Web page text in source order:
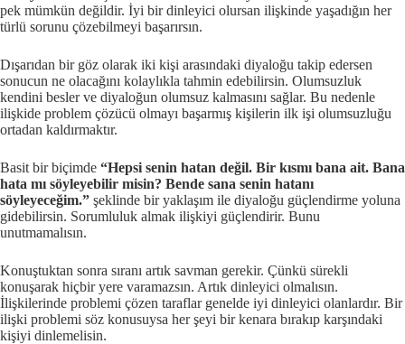
pek mümkün değildir. İyi bir dinleyici olursan ilişkinde yaşadığın her
türlü sorunu çözebilmeyi başarırsın.
Dışarıdan bir göz olarak iki kişi arasındaki diyaloğu takip edersen
sonucun ne olacağını kolaylıkla tahmin edebilirsin. Olumsuzluk
kendini besler ve diyaloğun olumsuz kalmasını sağlar. Bu nedenle
ilişkide problem çözücü olmayı başarmış kişilerin ilk işi olumsuzluğu
ortadan kaldırmaktır.
Basit bir biçimde “Hepsi senin hatan değil. Bir kısmı bana ait. Bana
hata mı söyleyebilir misin? Bende sana senin hatanı
söyleyeceğim.” şeklinde bir yaklaşım ile diyaloğu güçlendirme yoluna
gidebilirsin. Sorumluluk almak ilişkiyi güçlendirir. Bunu
unutmamalısın.
Konuştuktan sonra sıranı artık savman gerekir. Çünkü sürekli
konuşarak hiçbir yere varamazsın. Artık dinleyici olmalısın.
İlişkilerinde problemi çözen taraflar genelde iyi dinleyici olanlardır. Bir
ilişki problemi söz konusuysa her şeyi bir kenara bırakıp karşındaki
kişiyi dinlemelisin.